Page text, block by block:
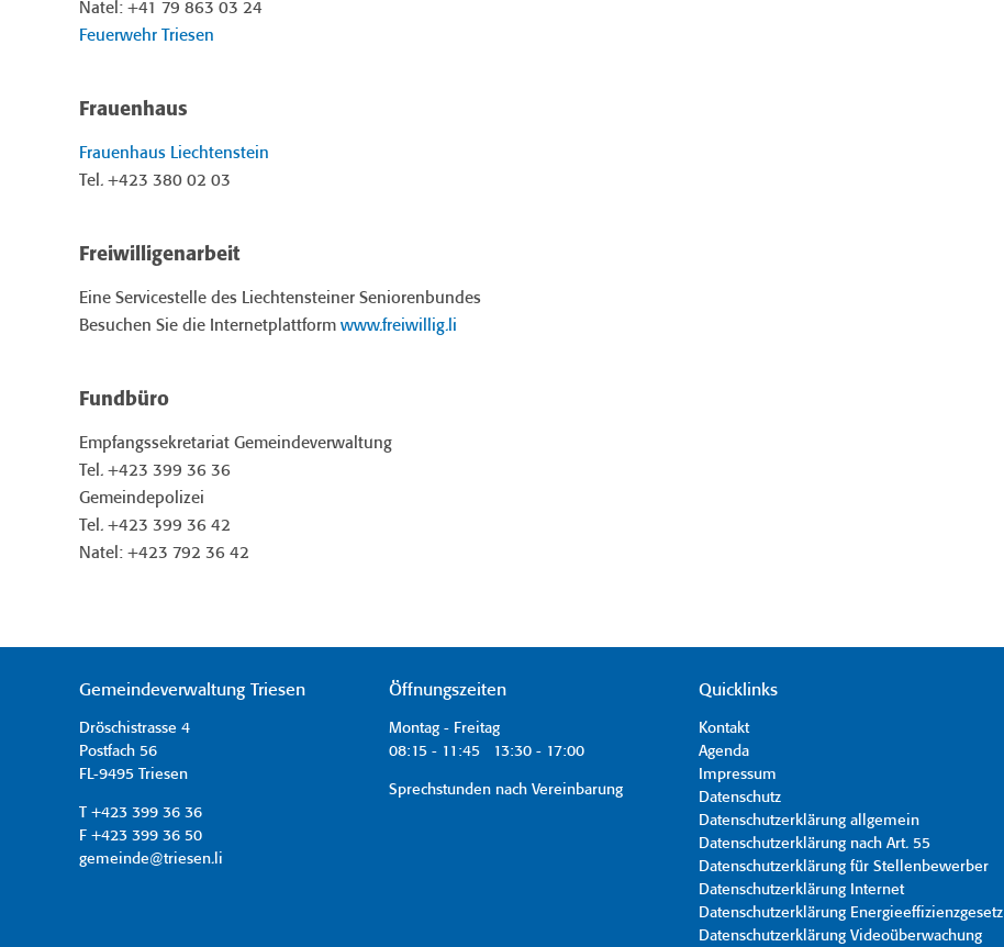
Natel: +41 79 863 03 24
Feuerwehr Triesen
Frauenhaus
Frauenhaus Liechtenstein
Tel. +423 380 02 03
Freiwilligenarbeit
Eine Servicestelle des Liechtensteiner Seniorenbundes
Besuchen Sie die Internetplattform www.freiwillig.li
Fundbüro
Empfangssekretariat Gemeindeverwaltung
Tel. +423 399 36 36
Gemeindepolizei
Tel. +423 399 36 42
Natel: +423 792 36 42
Gemeindeverwaltung Triesen
Dröschistrasse 4
Postfach 56
FL-9495 Triesen
T +423 399 36 36
F +423 399 36 50
gemeinde@triesen.li
Öffnungszeiten
Montag - Freitag
08:15 - 11:45 13:30 - 17:00
Sprechstunden nach Vereinbarung
Quicklinks
Kontakt
Agenda
Impressum
Datenschutz
Datenschutzerklärung allgemein
Datenschutzerklärung nach Art. 55
Datenschutzerklärung für Stellenbewerber
Datenschutzerklärung Internet
Datenschutzerklärung Energieeffizienzgesetz
Datenschutzerklärung Videoüberwachung